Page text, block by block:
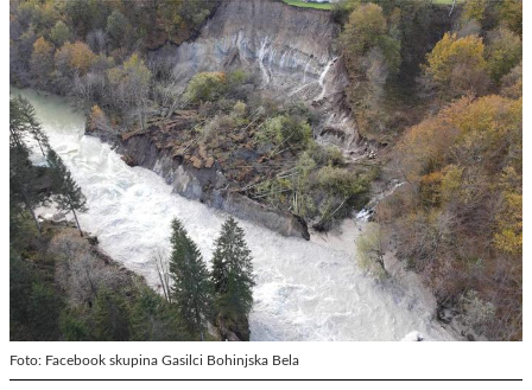
Foto: Facebook skupina Gasilci Bohinjska Bela